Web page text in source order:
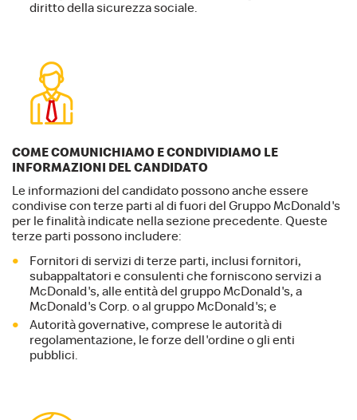
diritto della sicurezza sociale.
COME COMUNICHIAMO E CONDIVIDIAMO LE
INFORMAZIONI DEL CANDIDATO
Le informazioni del candidato possono anche essere
condivise con terze parti al di fuori del Gruppo McDonald's
per le finalità indicate nella sezione precedente. Queste
terze parti possono includere:
Fornitori di servizi di terze parti, inclusi fornitori,
subappaltatori e consulenti che forniscono servizi a
McDonald's, alle entità del gruppo McDonald's, a
McDonald's Corp. o al gruppo McDonald's; e
Autorità governative, comprese le autorità di
regolamentazione, le forze dell'ordine o gli enti
pubblici.